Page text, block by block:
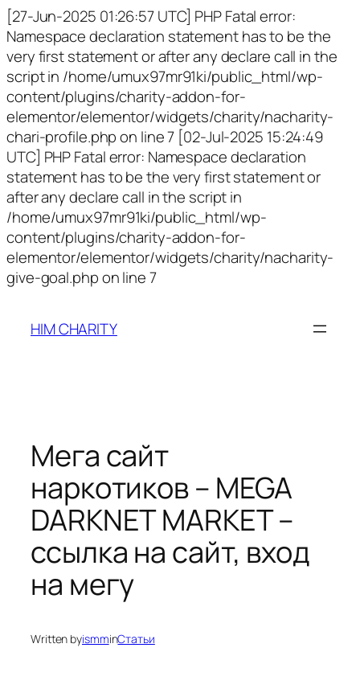
[27-Jun-2025 01:26:57 UTC] PHP Fatal error:
Namespace declaration statement has to be the
very first statement or after any declare call in the
script in /home/umux97mr91ki/public_html/wp-
content/plugins/charity-addon-for-
elementor/elementor/widgets/charity/nacharity-
chari-profile.php on line 7 [02-Jul-2025 15:24:49
UTC] PHP Fatal error: Namespace declaration
statement has to be the very first statement or
after any declare call in the script in
/home/umux97mr91ki/public_html/wp-
content/plugins/charity-addon-for-
elementor/elementor/widgets/charity/nacharity-
give-goal.php on line 7
HIM CHARITY
Мега сайт
наркотиков – MEGA
DARKNET MARKET –
ссылка на сайт, вход
на мегу
Written byismminСтатьи